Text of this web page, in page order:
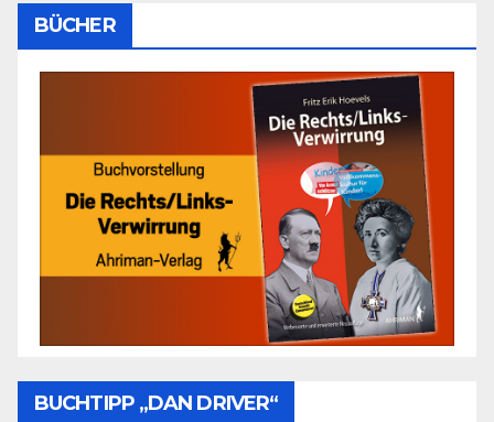
BÜCHER
BUCHTIPP „DAN DRIVER“